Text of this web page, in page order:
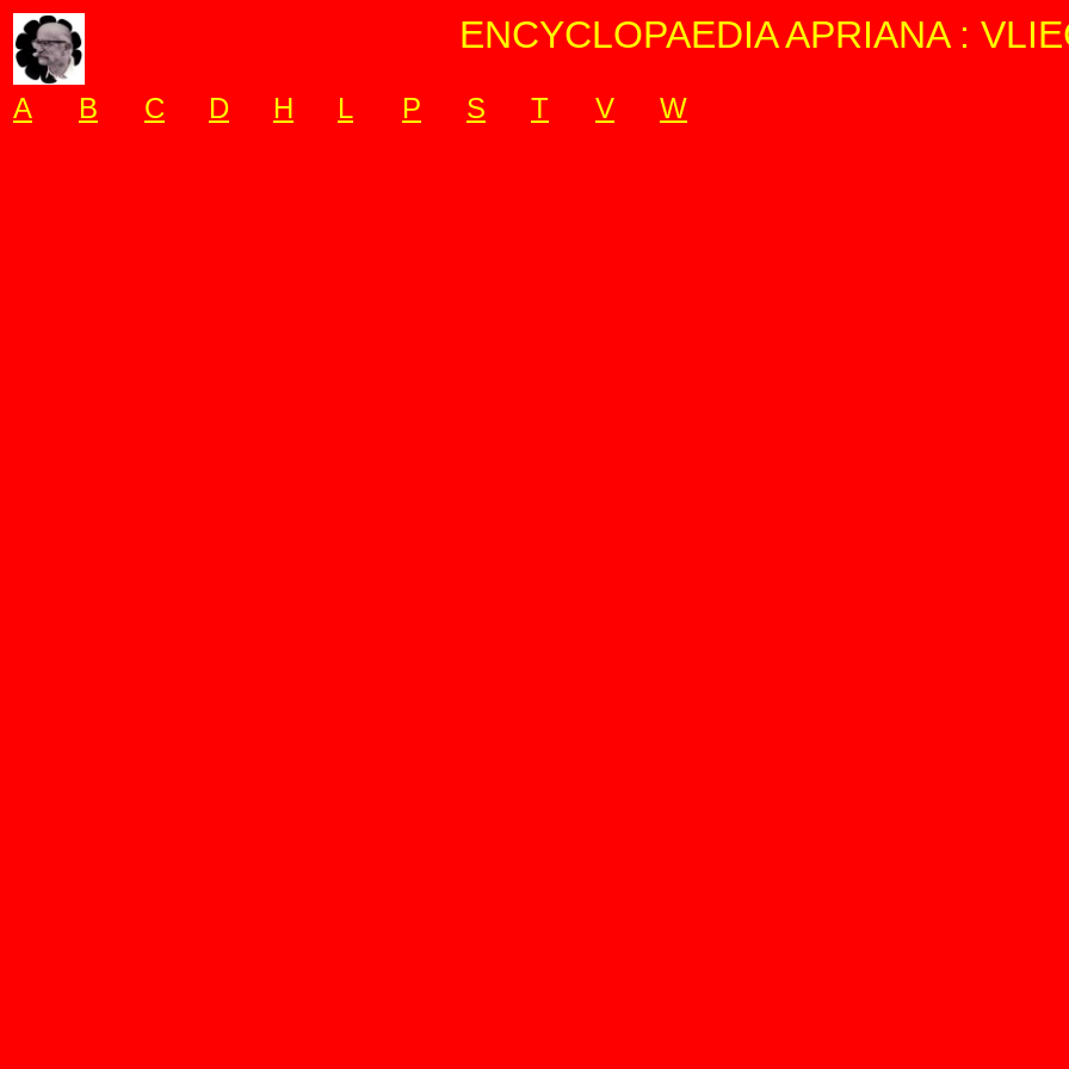
ENCYCLOPAEDIA APRIANA :
A B C D H L P S T V W